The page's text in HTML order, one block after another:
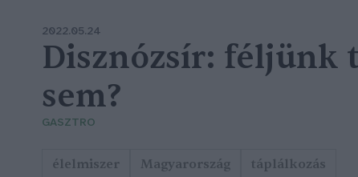
2022.05.24
Disznózsír: féljünk
sem?
GASZTRO
élelmiszer Magyarország táplálkozás